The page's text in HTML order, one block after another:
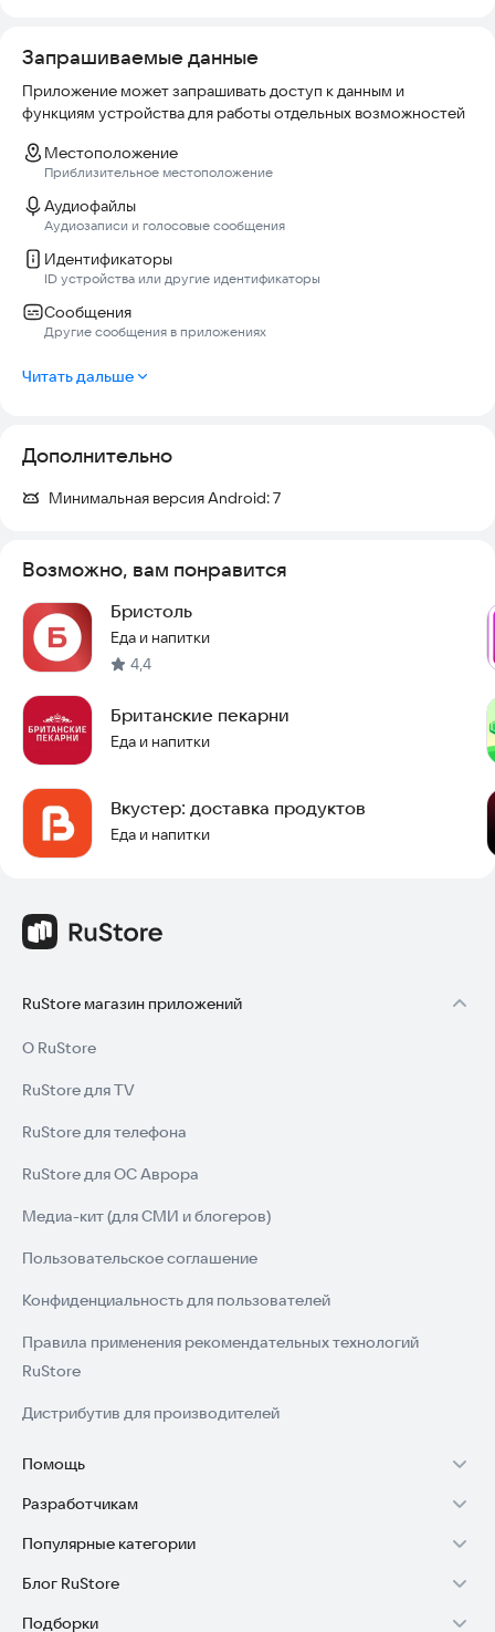
Запрашиваемые данные
Приложение может запрашивать доступ к данным и
функциям устройства для работы отдельных возможностей
Местоположение
Приблизительное местоположение
Аудиофайлы
Аудиозаписи и голосовые сообщения
Идентификаторы
ID устройства или другие идентификаторы
Сообщения
Другие сообщения в приложениях
Читать дальше
Дополнительно
Минимальная версия Android:7
Возможно, вам понравится
Бристоль
Еда и напитки
4,4
Британские пекарни
Еда и напитки
Вкустер: доставка продуктов
Еда и напитки
RuStore магазин приложений
О RuStore
RuStore для TV
RuStore для телефона
RuStore для ОС Аврора
Медиа-кит (для СМИ и блогеров)
Пользовательское соглашение
Конфиденциальность для пользователей
Правила применения рекомендательных технологий
RuStore
Дистрибутив для производителей
Помощь
Установка RuStore на TV
Установка RuStore на телефон
Установка RuStore в машину
Разработчикам
Зарабатывать с RuStore
Стать разработчиком
Популярные категории
Игры для Android
Блог RuStore
Обзоры игр для Android 2025
Подборки